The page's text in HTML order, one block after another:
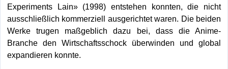
Experiments Lain» (1998) entstehen konnten, die nicht
ausschließlich kommerziell ausgerichtet waren. Die beiden
Werke trugen maßgeblich dazu bei, dass die Anime-
Branche den Wirtschaftsschock überwinden und global
expandieren konnte.